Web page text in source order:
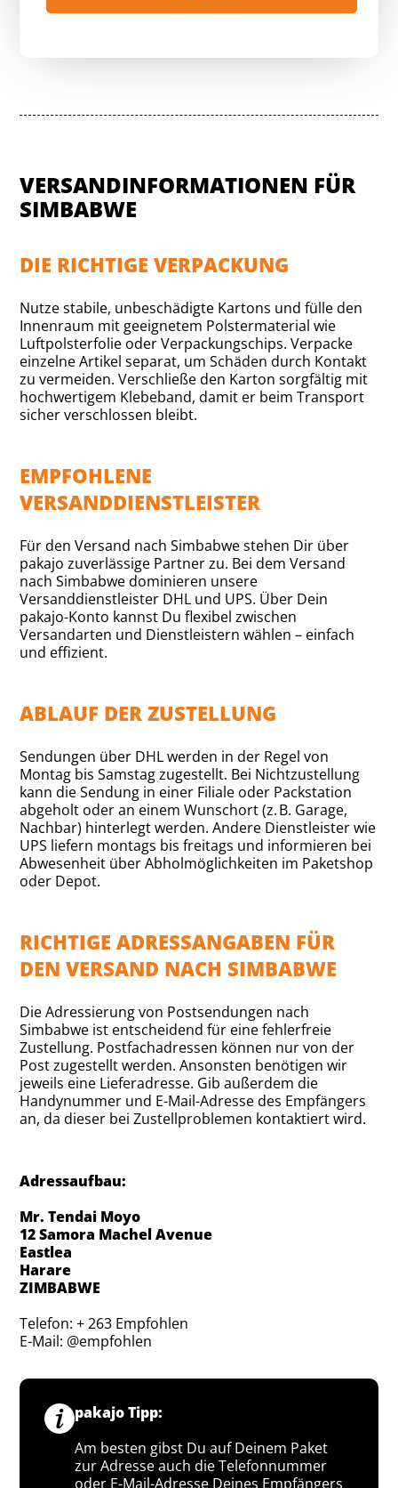
VERSANDINFORMATIONEN FÜR
SIMBABWE
DIE RICHTIGE VERPACKUNG
Nutze stabile, unbeschädigte Kartons und fülle den
Innenraum mit geeignetem Polstermaterial wie
Luftpolsterfolie oder Verpackungschips. Verpacke
einzelne Artikel separat, um Schäden durch Kontakt
zu vermeiden. Verschließe den Karton sorgfältig mit
hochwertigem Klebeband, damit er beim Transport
sicher verschlossen bleibt.
EMPFOHLENE
VERSANDDIENSTLEISTER
Für den Versand nach Simbabwe stehen Dir über
pakajo zuverlässige Partner zu. Bei dem Versand
nach Simbabwe dominieren unsere
Versanddienstleister DHL und UPS. Über Dein
pakajo-Konto kannst Du flexibel zwischen
Versandarten und Dienstleistern wählen – einfach
und effizient.
ABLAUF DER ZUSTELLUNG
Sendungen über DHL werden in der Regel von
Montag bis Samstag zugestellt. Bei Nichtzustellung
kann die Sendung in einer Filiale oder Packstation
abgeholt oder an einem Wunschort (z. B. Garage,
Nachbar) hinterlegt werden. Andere Dienstleister wie
UPS liefern montags bis freitags und informieren bei
Abwesenheit über Abholmöglichkeiten im Paketshop
oder Depot.
RICHTIGE ADRESSANGABEN FÜR
DEN VERSAND NACH SIMBABWE
Die Adressierung von Postsendungen nach
Simbabwe ist entscheidend für eine fehlerfreie
Zustellung. Postfachadressen können nur von der
Post zugestellt werden. Ansonsten benötigen wir
jeweils eine Lieferadresse. Gib außerdem die
Handynummer und E-Mail-Adresse des Empfängers
an, da dieser bei Zustellproblemen kontaktiert wird.
Adressaufbau:
Mr. Tendai Moyo
12 Samora Machel Avenue
Eastlea
Harare
ZIMBABWE
Telefon: + 263 Empfohlen
E-Mail: @empfohlen
pakajo Tipp:
Am besten gibst Du auf Deinem Paket
zur Adresse auch die Telefonnummer
oder E-Mail-Adresse Deines Empfängers